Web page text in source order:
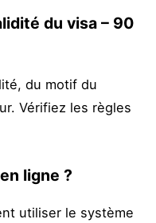
du visa – 90
du motif du
Vérifiez les règles
ligne ?
utiliser le système